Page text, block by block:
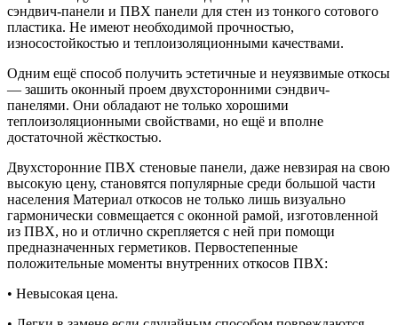
сэндвич-панели и ПВХ панели для стен из тонкого сотового
пластика. Не имеют необходимой прочностью,
износостойкостью и теплоизоляционными качествами.
Одним ещё способ получить эстетичные и неуязвимые откосы
— зашить оконный проем двухсторонними сэндвич-
панелями. Они обладают не только хорошими
теплоизоляционными свойствами, но ещё и вполне
достаточной жёсткостью.
Двухсторонние ПВХ стеновые панели, даже невзирая на свою
высокую цену, становятся популярные среди большой части
населения Материал откосов не только лишь визуально
гармонически совмещается с оконной рамой, изготовленной
из ПВХ, но и отлично скрепляется с ней при помощи
предназначенных герметиков. Первостепенные
положительные моменты внутренних откосов ПВХ:
• Невысокая цена.